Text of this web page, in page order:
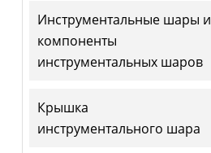
Инструментальные шары и
компоненты
инструментальных шаров
Крышка
инструментального шара